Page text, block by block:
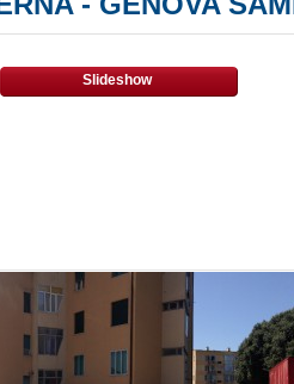
Slideshow